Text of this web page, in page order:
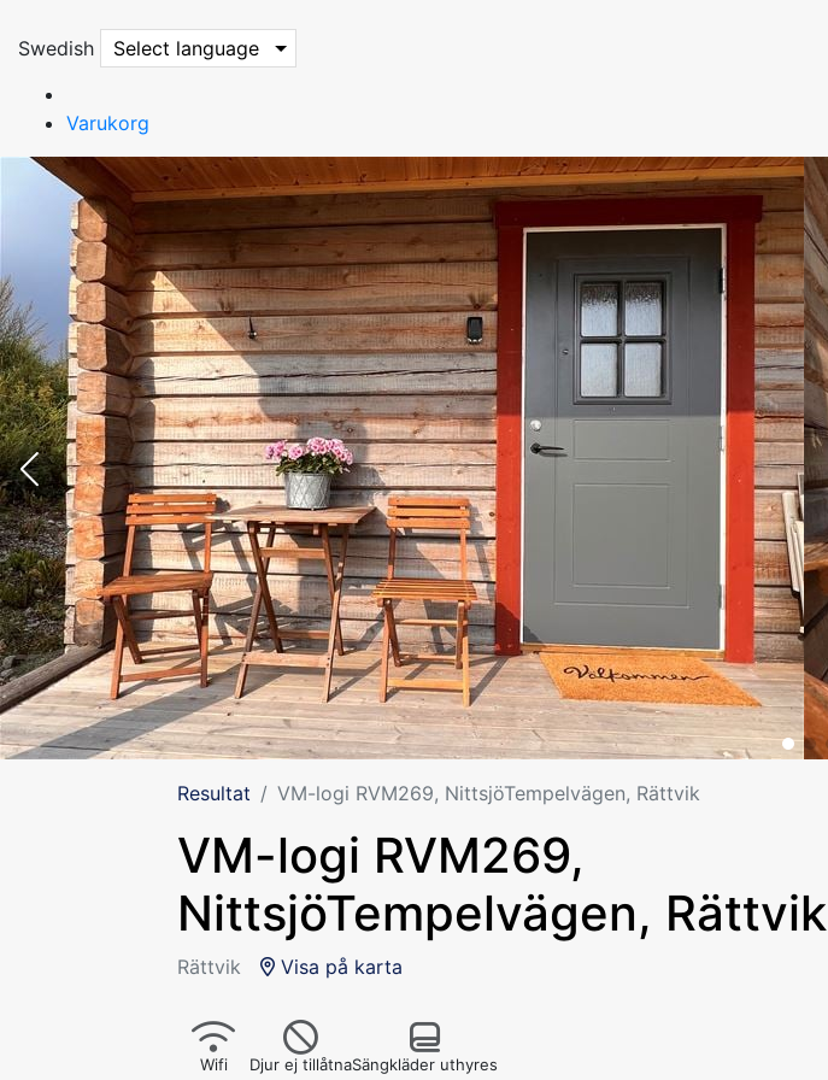
Swedish Select language
Varukorg
Resultat VM-logi RVM269, NittsjöTempelvägen, Rättvik
VM-logi RVM269,
NittsjöTempelvägen, Rättvik
Rättvik Visa på karta
Wifi Djur ej tillåtnaSängkläder uthyres